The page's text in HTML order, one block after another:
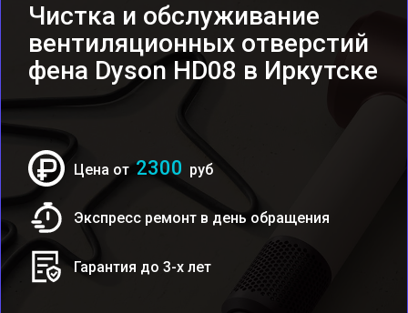
Чистка и обслуживание
вентиляционных отверстий
фена Dyson HD08 в Иркутске
Цена от 2300 руб
Экспресс ремонт в день обращения
Гарантия до 3-х лет